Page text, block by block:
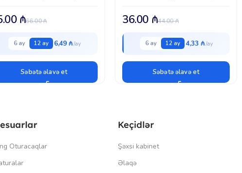
66.00₼
₼
6 ay 12 ay 6,49 ₼
Səbətə əlavə et
44.00₼
36.00 ₼
6 ay 12 ay 4,33 ₼
Səbətə əlavə et
Oturacaqlar
Keçidlər
Şəxsi kabinet
Əlaqə